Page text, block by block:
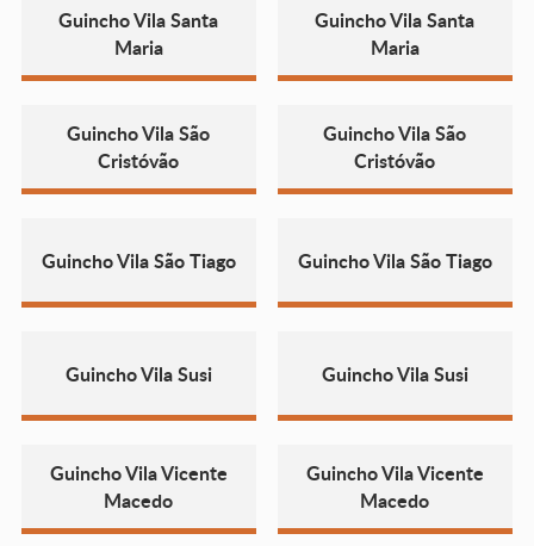
Guincho Vila Santa
Maria
Guincho Vila Santa
Maria
Guincho Vila São
Cristóvão
Guincho Vila São
Cristóvão
Guincho Vila São Tiago Guincho Vila São Tiago
Guincho Vila Susi Guincho Vila Susi
Guincho Vila Vicente
Macedo
Guincho Vila Vicente
Macedo